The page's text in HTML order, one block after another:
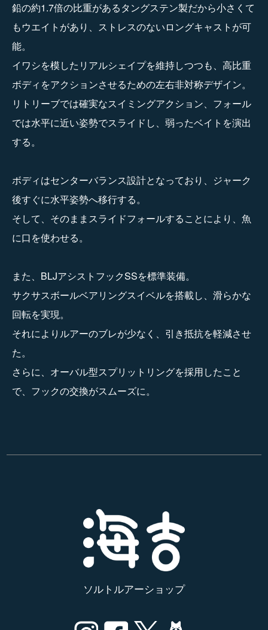
鉛の約1.7倍の比重があるタングステン製だから小さくて
もウエイトがあり、ストレスのないロングキャストが可
能。
イワシを模したリアルシェイプを維持しつつも、高比重
ボディをアクションさせるための左右非対称デザイン。
リトリーブでは確実なスイミングアクション、フォール
では水平に近い姿勢でスライドし、弱ったベイトを演出
する。
ボディはセンターバランス設計となっており、ジャーク
後すぐに水平姿勢へ移行する。
そして、そのままスライドフォールすることにより、魚
に口を使わせる。
また、BLJアシストフックSSを標準装備。
サクサスボールベアリングスイベルを搭載し、滑らかな
回転を実現。
それによりルアーのブレが少なく、引き抵抗を軽減させ
た。
さらに、オーバル型スプリットリングを採用したこと
で、フックの交換がスムーズに。
ソルトルアーショップ